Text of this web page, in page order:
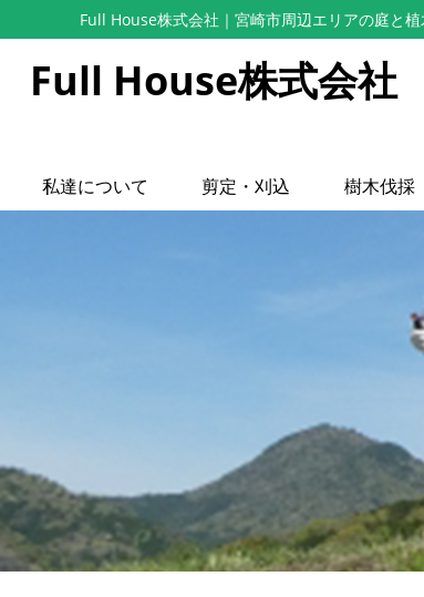
Full House株式会社 ｜宮崎市周辺エリアの庭と
Full House株式会社
私達について 剪定・刈込 樹木伐採